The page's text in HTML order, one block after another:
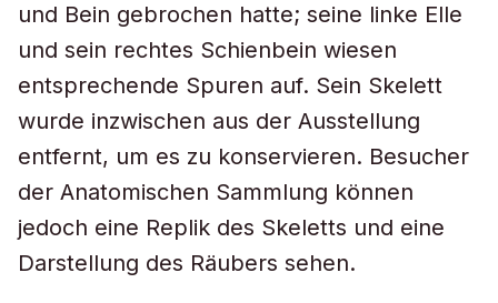
und Bein gebrochen hatte; seine linke Elle
und sein rechtes Schienbein wiesen
entsprechende Spuren auf. Sein Skelett
wurde inzwischen aus der Ausstellung
entfernt, um es zu konservieren. Besucher
der Anatomischen Sammlung können
jedoch eine Replik des Skeletts und eine
Darstellung des Räubers sehen.